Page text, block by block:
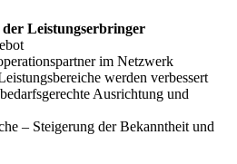
der Leistungserbringer
im Netzwerk
werden verbessert
Ausrichtung und
– Steigerung der Bekanntheit und